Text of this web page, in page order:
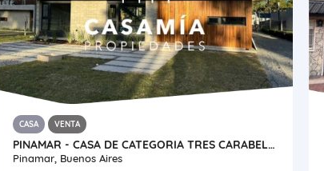
CASA VENTA
PINAMAR - CASA DE CATEGORIA TRES CARABELAS
Pinamar, Buenos Aires